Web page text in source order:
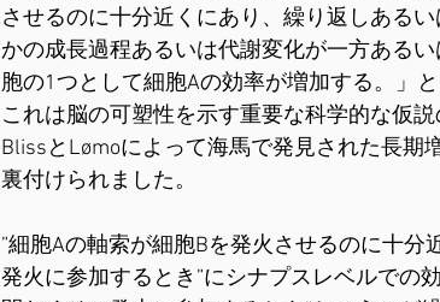
させるのに十分近くにあり、繰り返しある
かの成長過程あるいは代謝変化が一方ある
胞の1つとして細胞Aの効率が増加する。」と
これは脳の可塑性を示す重要な科学的な仮
BlissとLømoによって海馬で発見された長期
裏付けられました。
”細胞Aの軸索が細胞Bを発火させるのに十
発火に参加するとき”にシナプスレベルでの